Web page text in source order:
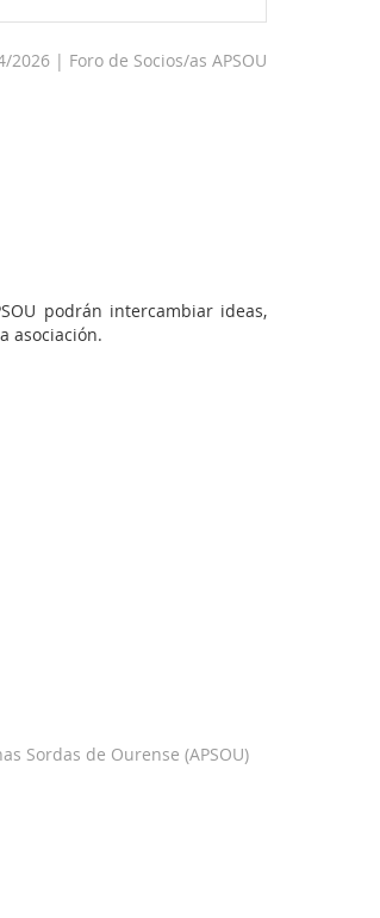
2026 | Foro de Socios/as APSOU
podrán intercambiar ideas,
asociación.
Sordas de Ourense (APSOU)